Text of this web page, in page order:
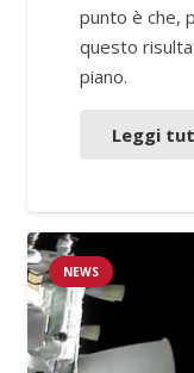
punto è che,
questo
piano.
Leggi
NEWS